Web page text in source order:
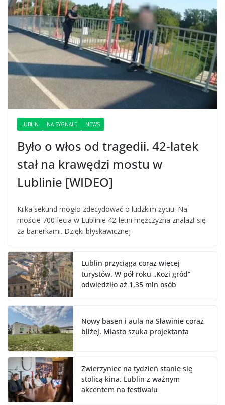
LUBLIN NA SYGNALE NEWS
Było o włos od tragedii. 42-latek
stał na krawędzi mostu w
Lublinie [WIDEO]
Kilka sekund mogło zdecydować o ludzkim życiu. Na
moście 700-lecia w Lublinie 42-letni mężczyzna znalazł się
za barierkami. Dzięki błyskawicznej
Lublin przyciąga coraz więcej
turystów. W pół roku „Kozi gród”
odwiedziło aż 1,35 mln osób
Nowy basen i aula na Sławinie coraz
bliżej. Miasto szuka projektanta
Zwierzyniec na tydzień stanie się
stolicą kina. Lublin z ważnym
akcentem na festiwalu